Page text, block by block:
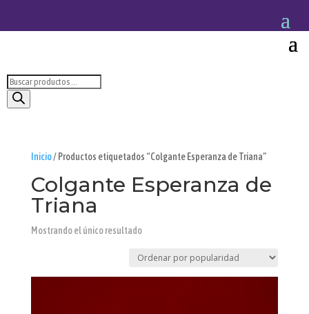
Búsqueda
de
Inicio/ Productos etiquetados “Colgante Esperanza de Triana”
Colgante Esperanza de
Triana
Mostrando el único resultado